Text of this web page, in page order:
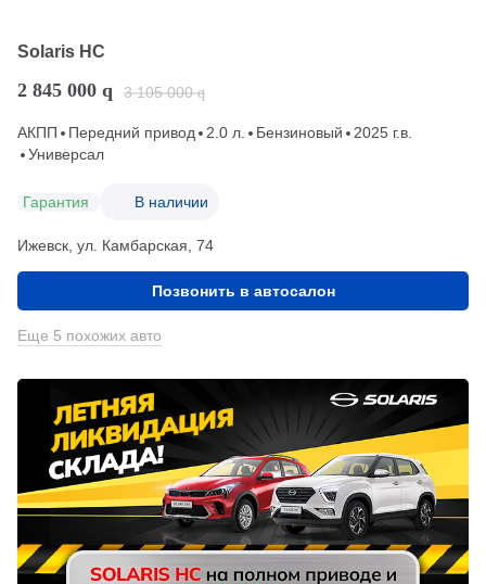
Solaris HC
2 845 000 q 3 105 000 q
АКПП Передний привод 2.0 л. Бензиновый
2025 г.в.
Универсал
Гарантия В наличии
Ижевск, ул. Камбарская, 74
Позвонить в автосалон
Еще 5 похожих авто